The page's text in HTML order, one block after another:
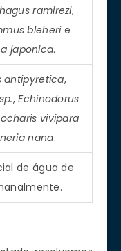
ramirezi,
bleherie
japonica.
antipyretica,
,Echinodorus
vivipara
nana.
de água de